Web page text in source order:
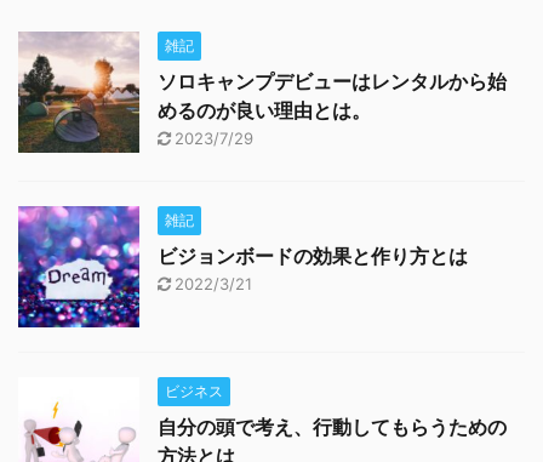
雑記
ソロキャンプデビューはレンタルから始
めるのが良い理由とは。
2023/7/29
雑記
ビジョンボードの効果と作り方とは
2022/3/21
ビジネス
自分の頭で考え、行動してもらうための
方法とは